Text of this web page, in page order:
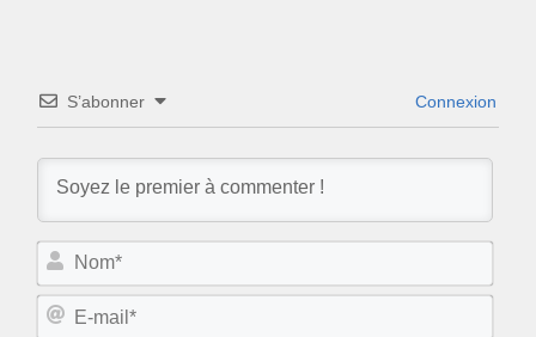
S’abonner Connexion
N
m
E